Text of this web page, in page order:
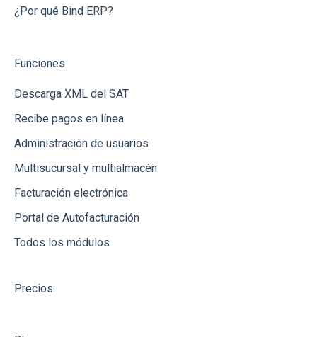
Bancos
Integración vía API
Integración vía Zapier
¿Por qué Bind ERP?
Funciones
Descarga XML del SAT
Recibe pagos en línea
Administración de usuarios
Multisucursal y multialmacén
Facturación electrónica
Portal de Autofacturación
Todos los módulos
Precios